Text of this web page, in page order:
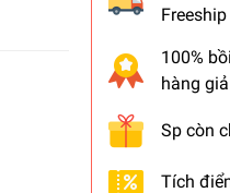
100%
hàng giả
Sp còn
Tích